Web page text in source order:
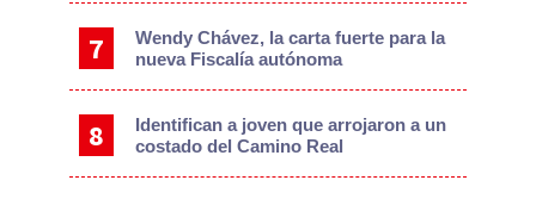
Wendy Chávez, la carta fuerte para la
nueva Fiscalía autónoma
Identifican a joven que arrojaron a un
costado del Camino Real